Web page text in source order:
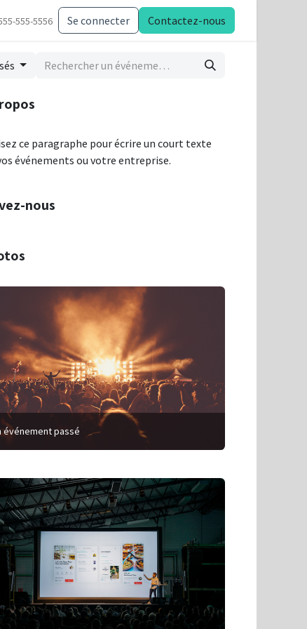
555-5556 Se connecter Contactez-nous
ce paragraphe pour écrire un court texte
événements ou votre entreprise.
nous
événement passé